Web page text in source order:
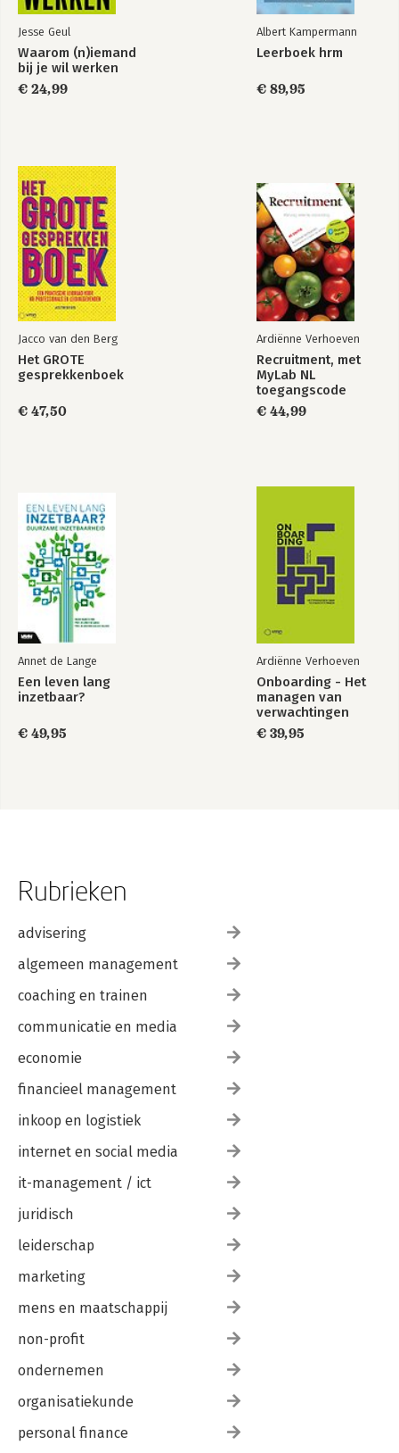
21. Devaluatie
22. Geluk en toeval bestaan wél
Conclusies
Eindnoten
Jesse Geul
Waarom (n)iemand
bij je wil werken
€ 24,99
Albert Kampermann
Leerboek hrm
€ 89,95
Jacco van den Berg
Het GROTE
gesprekkenboek
€ 47,50
Ardiënne Verhoeven
Recruitment, met
MyLab NL
toegangscode
€ 44,99
Annet de Lange
Een leven lang
inzetbaar?
€ 49,95
Ardiënne Verhoeven
Onboarding - Het
managen van
verwachtingen
€ 39,95
Rubrieken
advisering
algemeen management
coaching en trainen
communicatie en media
economie
financieel management
inkoop en logistiek
internet en social media
it-management / ict
juridisch
leiderschap
marketing
mens en maatschappij
non-profit
ondernemen
organisatiekunde
personal finance